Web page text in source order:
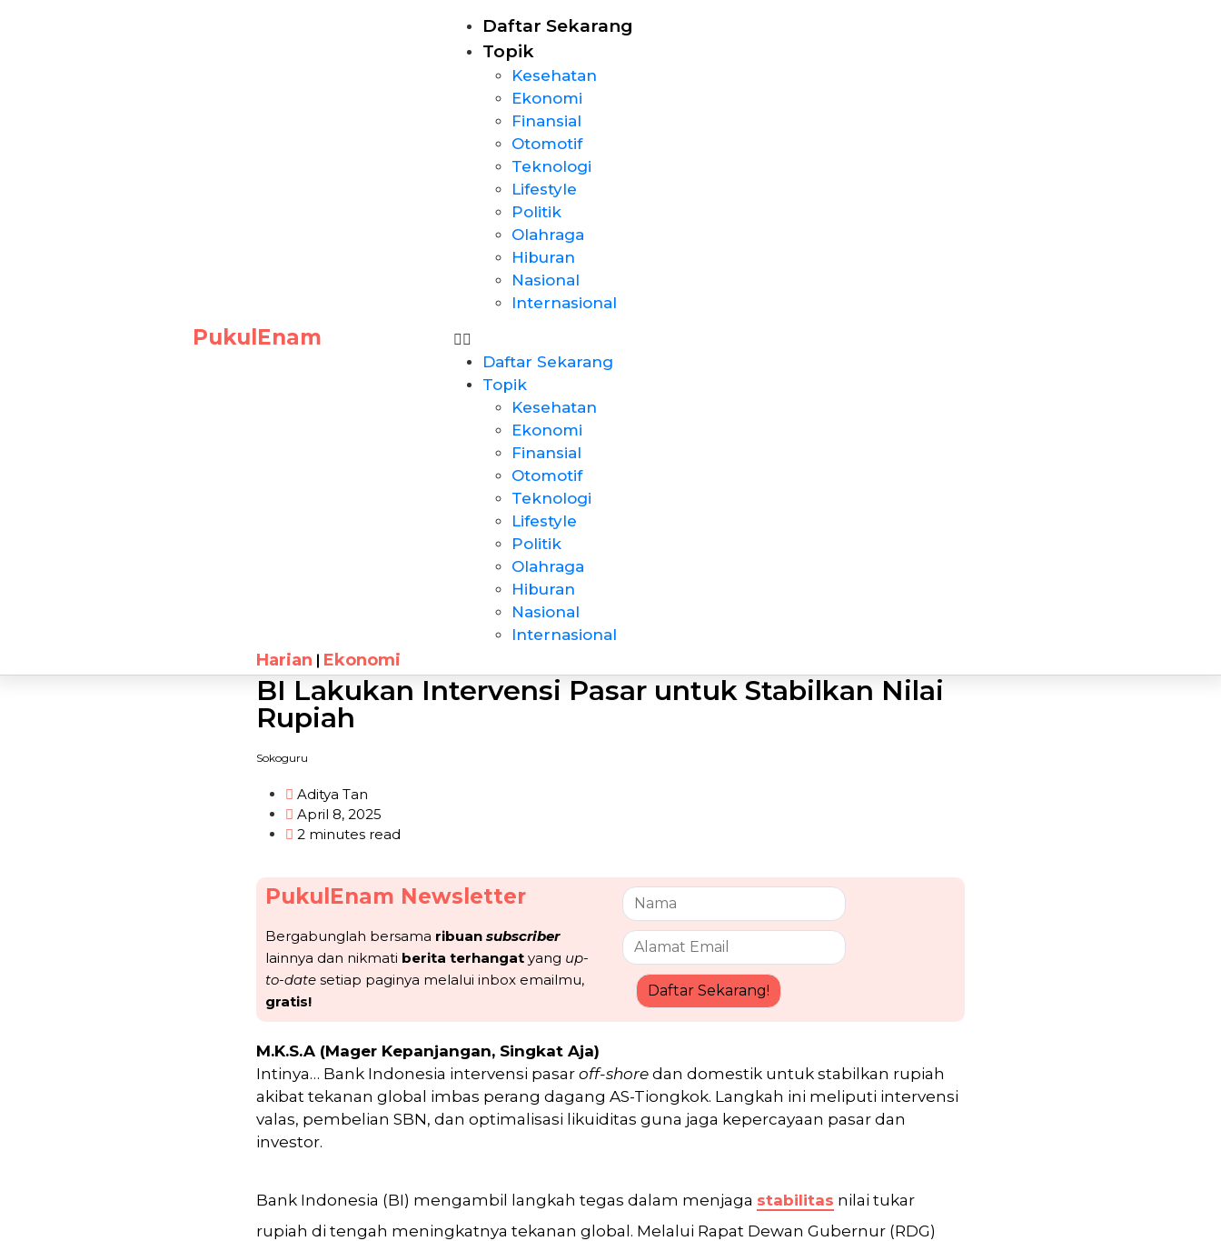
PukulEnam
Daftar Sekarang
Topik
Kesehatan
Ekonomi
Finansial
Otomotif
Teknologi
Lifestyle
Politik
Olahraga
Hiburan
Nasional
Internasional
Daftar Sekarang
Topik
Kesehatan
Ekonomi
Finansial
Otomotif
Teknologi
Lifestyle
Politik
Olahraga
Hiburan
Nasional
Internasional
Harian Ekonomi
BI Lakukan Intervensi Pasar untuk Stabilkan Nilai
Rupiah
Sokoguru
Aditya Tan
April 8, 2025
2 minutes read
PukulEnam Newsletter
Bergabunglah bersama ribuan subscriber
lainnya dan nikmati berita terhangat yang up-
to-date setiap paginya melalui inbox emailmu,
gratis!
Daftar Sekarang!
M.K.S.A (Mager Kepanjangan, Singkat Aja)
Intinya… Bank Indonesia intervensi pasar off-shore dan domestik untuk stabilkan rupiah
akibat tekanan global imbas perang dagang AS-Tiongkok. Langkah ini meliputi intervensi
valas, pembelian SBN, dan optimalisasi likuiditas guna jaga kepercayaan pasar dan
investor.
Bank Indonesia (BI) mengambil langkah tegas dalam menjaga stabilitas nilai tukar
rupiah di tengah meningkatnya tekanan global. Melalui Rapat Dewan Gubernur (RDG)